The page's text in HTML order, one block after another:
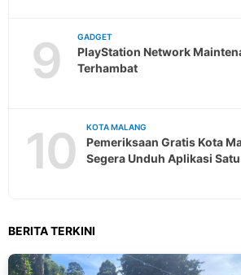
9 GADGET
PlayStation Network
Terhambat
10 KOTA MALANG
Pemeriksaan Gratis Kota
Segera Unduh Aplikasi
BERITA TERKINI